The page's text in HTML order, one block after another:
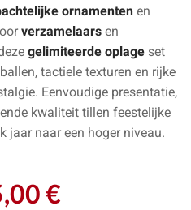
ornamenten en
verzamelaars en
gelimiteerde oplage set
tactiele texturen en rijke
Eenvoudige presentatie,
kwaliteit tillen feestelijke
jaar naar een hoger niveau.
€